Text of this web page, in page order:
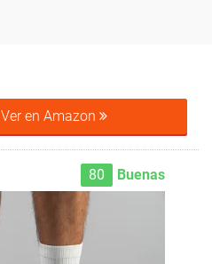
Ver en Amazon
80 Buenas